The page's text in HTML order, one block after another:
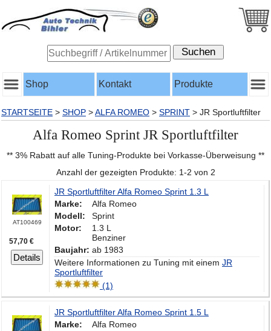
Shop Kontakt Produkte
STARTSEITE > SHOP >ALFA ROMEO > SPRINT > JR Sportluftfilter
Alfa Romeo Sprint JR Sportluftfilter
** 3% Rabatt auf alle Tuning-Produkte bei Vorkasse-Überweisung **
Anzahl der gezeigten Produkte: 1-2 von 2
AT100469
57,70 €
Details
JR Sportluftfilter Alfa Romeo Sprint 1.3 L
Marke:
Alfa Romeo
Modell:
Sprint
Motor:
1.3 L
Benziner
Baujahr: ab 1983
Weitere Informationen zu Tuning mit einem JR
Sportluftfilter
(1)
JR Sportluftfilter Alfa Romeo Sprint 1.5 L
Marke:
Alfa Romeo